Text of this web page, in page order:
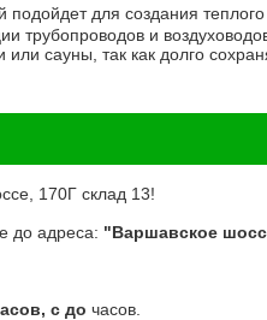
для создания
трубопроводов и
сауны, так как долго
170Г склад 13!
до адреса: "Варшавское
с до часов.